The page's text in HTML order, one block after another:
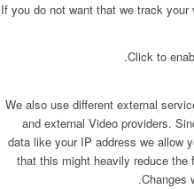
If you do not want that we track
Click to
We also use different external
and external Video providers.
data like your IP address we allow
that this might heavily reduce the
Changes